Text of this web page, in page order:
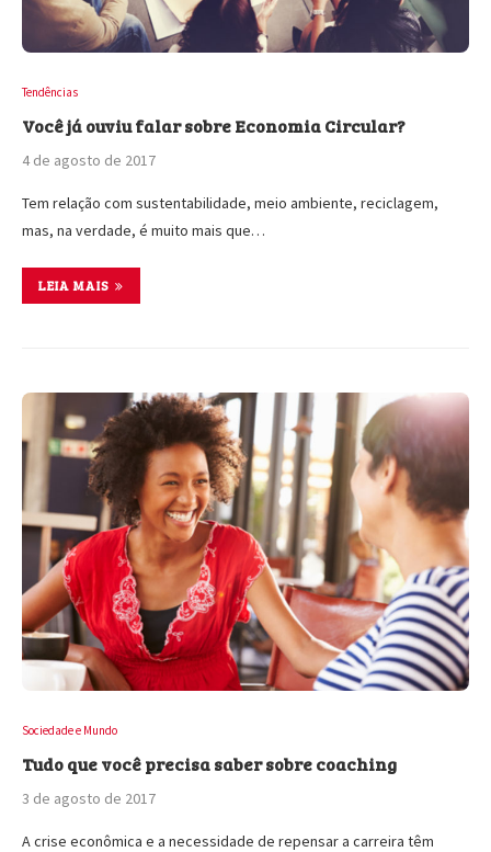
Tendências
Você já ouviu falar sobre Economia Circular?
4 de agosto de 2017
Tem relação com sustentabilidade, meio ambiente, reciclagem,
mas, na verdade, é muito mais que…
LEIA MAIS
Sociedade e Mundo
Tudo que você precisa saber sobre coaching
3 de agosto de 2017
A crise econômica e a necessidade de repensar a carreira têm